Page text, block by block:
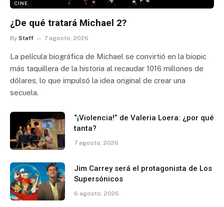
CINE
¿De qué tratará Michael 2?
By Staff 7 agosto, 2026
La película biográfica de Michael se convirtió en la biopic
más taquillera de la historia al recaudar 1016 millones de
dólares, lo que impulsó la idea original de crear una
secuela.
“¡Violencia!” de Valeria Loera: ¿por qué
tanta?
7 agosto, 2026
Jim Carrey será el protagonista de Los
Supersónicos
6 agosto, 2026